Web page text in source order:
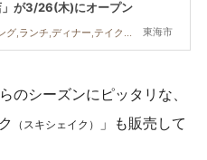
東海市
」が3/26(木)にオープン
モーニング,ランチ,ディナー,テイクアウト,開店
のシーズンにピッタリな、
（スキシェイク）
」も販売して